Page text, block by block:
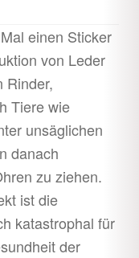
einen Sticker
von Leder
Rinder,
Tiere wie
unsäglichen
danach
zu ziehen.
ist die
katastrophal für
der